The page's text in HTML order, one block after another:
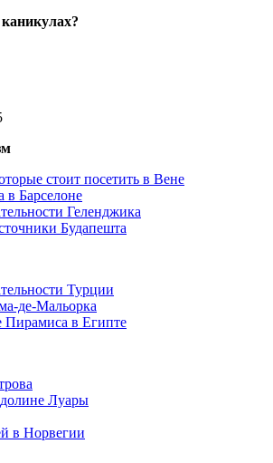
стоит посетить в Вене
в Барселоне
Геленджика
Будапешта
Турции
де-Мальорка
Пирамиса в Египте
Луары
в Норвегии